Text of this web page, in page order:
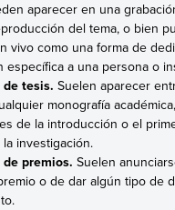
aparecer en una
del tema, o bien
vivo como una forma de
específica a una persona o
de tesis.Suelen aparecer
monografía
de la introducción o el
investigación.
premios. Suelen
o de dar algún tipo de